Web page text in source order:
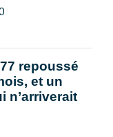
repoussé
et un
n’arriverait